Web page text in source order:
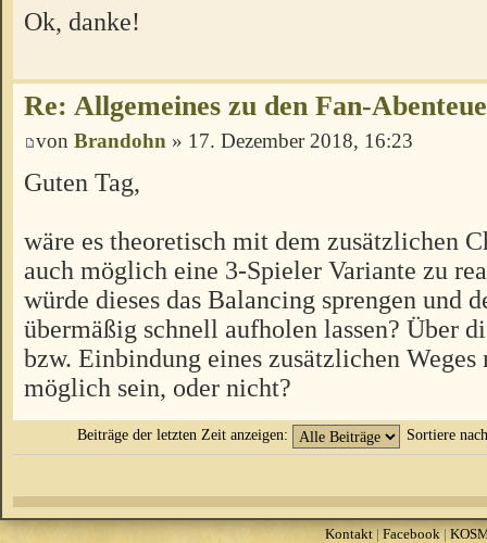
Ok, danke!
Re: Allgemeines zu den Fan-
von Brandohn » 17. Dezember 2018, 16:23
Guten Tag,
wäre es theoretisch mit dem zusätzlichen
auch möglich eine 3-Spieler Variante zu
würde dieses das Balancing sprengen und
übermäßig schnell aufholen lassen? Über
bzw. Einbindung eines zusätzlichen Weges
möglich sein, oder nicht?
Beiträge der letzten Zeit anzeigen: Sortiere
Kontakt| Facebook|